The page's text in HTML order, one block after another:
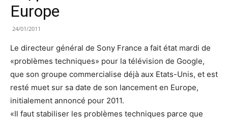
Europe
24/01/2011
Le directeur général de Sony France a fait état mardi de
«problèmes techniques» pour la télévision de Google,
que son groupe commercialise déjà aux Etats-Unis, et est
resté muet sur sa date de son lancement en Europe,
initialement annoncé pour 2011.
«Il faut stabiliser les problèmes techniques parce que